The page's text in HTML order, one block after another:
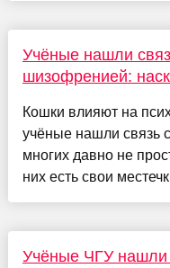
Учёные нашли
шизофренией:
Кошки влияют на
учёные нашли связь
многих давно не
них есть свои
Учёные ЧГУ нашли